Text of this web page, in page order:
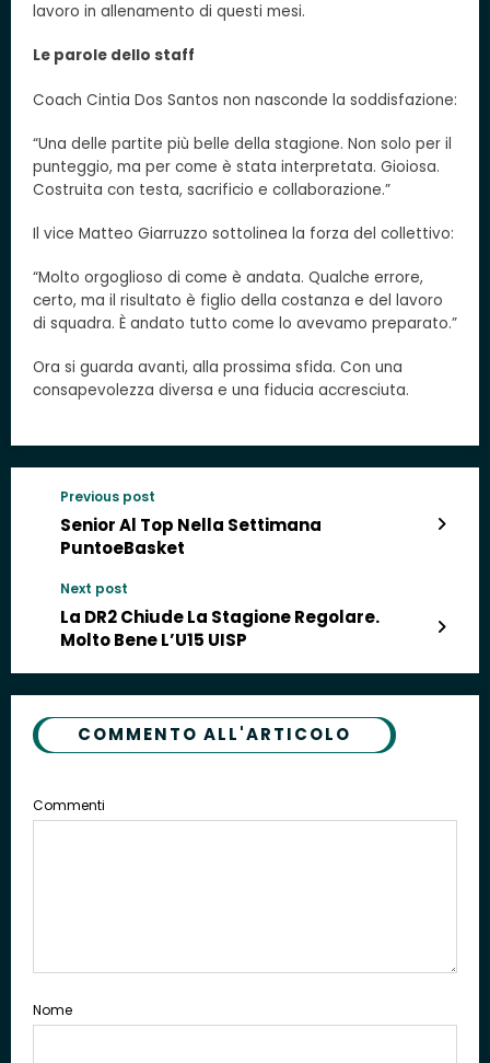
lavoro in allenamento di questi mesi.
Le parole dello staff
Coach Cintia Dos Santos non nasconde la soddisfazione:
“Una delle partite più belle della stagione. Non solo per il
punteggio, ma per come è stata interpretata. Gioiosa.
Costruita con testa, sacrificio e collaborazione.”
Il vice Matteo Giarruzzo sottolinea la forza del collettivo:
“Molto orgoglioso di come è andata. Qualche errore,
certo, ma il risultato è figlio della costanza e del lavoro
di squadra. È andato tutto come lo avevamo preparato.”
Ora si guarda avanti, alla prossima sfida. Con una
consapevolezza diversa e una fiducia accresciuta.
Previous post
Senior Al Top Nella Settimana
PuntoeBasket
Next post
La DR2 Chiude La Stagione Regolare.
Molto Bene L’U15 UISP
COMMENTO ALL'ARTICOLO
Commenti
Nome